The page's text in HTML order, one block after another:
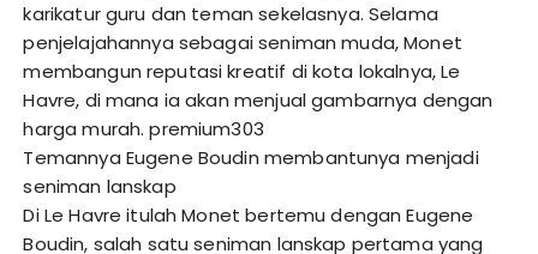
karikatur guru dan teman sekelasnya. Selama
penjelajahannya sebagai seniman muda, Monet
membangun reputasi kreatif di kota lokalnya, Le
Havre, di mana ia akan menjual gambarnya dengan
harga murah.premium303
Temannya Eugene Boudin membantunya menjadi
seniman lanskap
Di Le Havre itulah Monet bertemu dengan Eugene
Boudin, salah satu seniman lanskap pertama yang